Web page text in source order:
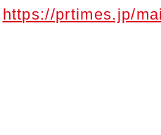
https://prtimes.jp/